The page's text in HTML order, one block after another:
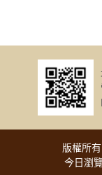
版權所
今日瀏